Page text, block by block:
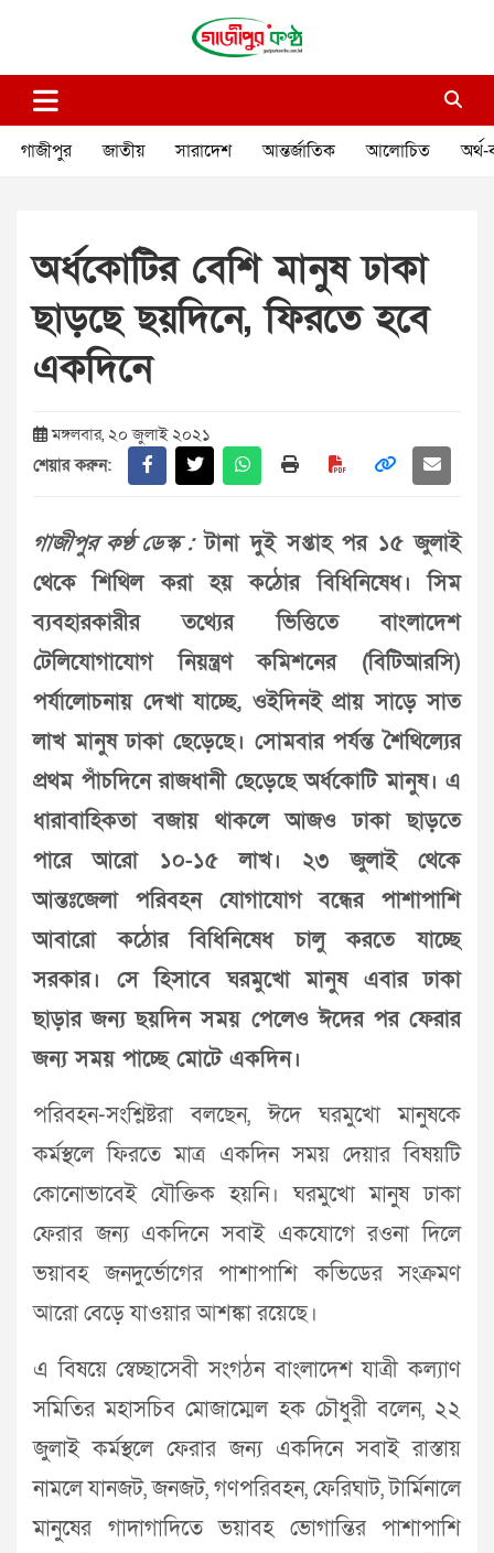
গাজীপুর কণ্ঠ
গাজীপুর জাতীয় সারাদেশ আন্তর্জাতিক আলোচিত অর্থ-
অর্ধকোটির বেশি মানুষ ঢাকা
ছাড়ছে ছয়দিনে, ফিরতে হবে
একদিনে
মঙ্গলবার, ২০ জুলাই ২০২১
শেয়ার করুন:
গাজীপুর কণ্ঠ ডেস্ক :টানা দুই সপ্তাহ পর ১৫ জুলাই
থেকে শিথিল করা হয় কঠোর বিধিনিষেধ। সিম
ব্যবহারকারীর তথ্যের ভিত্তিতে বাংলাদেশ
টেলিযোগাযোগ নিয়ন্ত্রণ কমিশনের (বিটিআরসি)
পর্যালোচনায় দেখা যাচ্ছে, ওইদিনই প্রায় সাড়ে সাত
লাখ মানুষ ঢাকা ছেড়েছে। সোমবার পর্যন্ত শৈথিল্যের
প্রথম পাঁচদিনে রাজধানী ছেড়েছে অর্ধকোটি মানুষ। এ
ধারাবাহিকতা বজায় থাকলে আজও ঢাকা ছাড়তে
পারে আরো ১০-১৫ লাখ। ২৩ জুলাই থেকে
আন্তঃজেলা পরিবহন যোগাযোগ বন্ধের পাশাপাশি
আবারো কঠোর বিধিনিষেধ চালু করতে যাচ্ছে
সরকার। সে হিসাবে ঘরমুখো মানুষ এবার ঢাকা
ছাড়ার জন্য ছয়দিন সময় পেলেও ঈদের পর ফেরার
জন্য সময় পাচ্ছে মোটে একদিন।
পরিবহন-সংশ্লিষ্টরা বলছেন, ঈদে ঘরমুখো মানুষকে
কর্মস্থলে ফিরতে মাত্র একদিন সময় দেয়ার বিষয়টি
কোনোভাবেই যৌক্তিক হয়নি। ঘরমুখো মানুষ ঢাকা
ফেরার জন্য একদিনে সবাই একযোগে রওনা দিলে
ভয়াবহ জনদুর্ভোগের পাশাপাশি কভিডের সংক্রমণ
আরো বেড়ে যাওয়ার আশঙ্কা রয়েছে।
এ বিষয়ে স্বেচ্ছাসেবী সংগঠন বাংলাদেশ যাত্রী কল্যাণ
সমিতির মহাসচিব মোজাম্মেল হক চৌধুরী বলেন, ২২
জুলাই কর্মস্থলে ফেরার জন্য একদিনে সবাই রাস্তায়
নামলে যানজট, জনজট, গণপরিবহন, ফেরিঘাট, টার্মিনালে
মানুষের গাদাগাদিতে ভয়াবহ ভোগান্তির পাশাপাশি